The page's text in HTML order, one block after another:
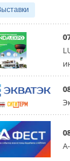
С